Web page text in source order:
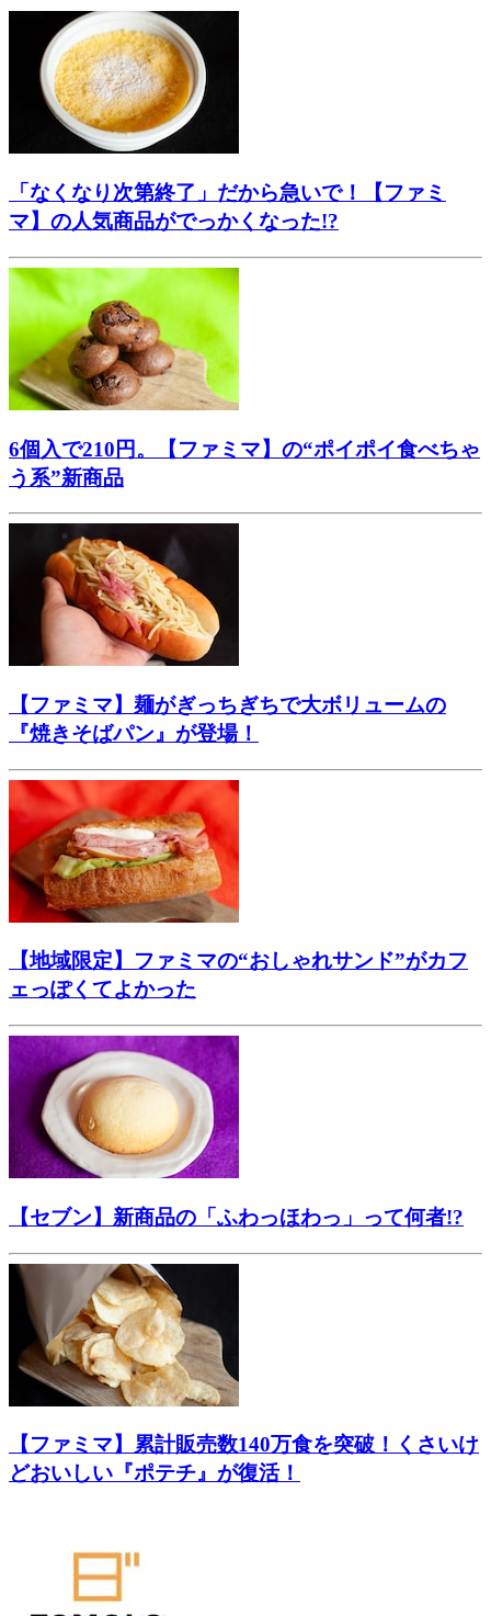
「なくなり次第終了」だから急いで！【ファミ
マ】の人気商品がでっかくなった!?
6個入で210円。【ファミマ】の“ポイポイ食べちゃ
う系”新商品
【ファミマ】麺がぎっちぎちで大ボリュームの
『焼きそばパン』が登場！
【地域限定】ファミマの“おしゃれサンド”がカフ
ェっぽくてよかった
【セブン】新商品の「ふわっほわっ」って何者!?
【ファミマ】累計販売数140万食を突破！くさいけ
どおいしい『ポテチ』が復活！